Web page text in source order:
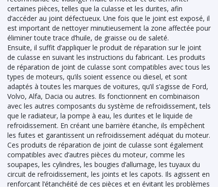
certaines pièces, telles que la culasse et les durites, afin
d’accéder au joint défectueux. Une fois que le joint est exposé, il
est important de nettoyer minutieusement la zone affectée pour
éliminer toute trace d’huile, de graisse ou de saleté.
Ensuite, il suffit d’appliquer le produit de réparation sur le joint
de culasse en suivant les instructions du fabricant. Les produits
de réparation de joint de culasse sont compatibles avec tous les
types de moteurs, qu’ils soient essence ou diesel, et sont
adaptés à toutes les marques de voitures, qu’il s’agisse de Ford,
Volvo, Alfa, Dacia ou autres. Ils fonctionnent en combinaison
avec les autres composants du système de refroidissement, tels
que le radiateur, la pompe à eau, les durites et le liquide de
refroidissement. En créant une barrière étanche, ils empêchent
les fuites et garantissent un refroidissement adéquat du moteur.
Ces produits de réparation de joint de culasse sont également
compatibles avec d’autres pièces du moteur, comme les
soupapes, les cylindres, les bougies d’allumage, les tuyaux du
circuit de refroidissement, les joints et les capots. Ils agissent en
renforçant l’étanchéité de ces pièces et en évitant les problèmes